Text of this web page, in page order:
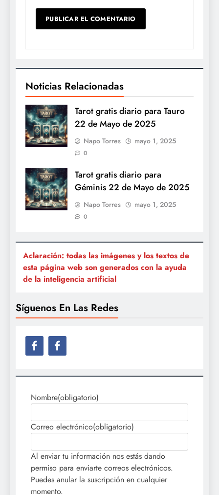
Noticias Relacionadas
Tarot gratis diario para Tauro
22 de Mayo de 2025
Napo Torres mayo 1, 2025
0
Tarot gratis diario para
Géminis 22 de Mayo de 2025
Napo Torres mayo 1, 2025
0
Aclaración: todas las imágenes y los textos de
esta página web son generados con la ayuda
de la inteligencia artificial
Síguenos En Las Redes
Nombre(obligatorio)
Correo electrónico(obligatorio)
Al enviar tu información nos estás dando
permiso para enviarte correos electrónicos.
Puedes anular la suscripción en cualquier
momento.